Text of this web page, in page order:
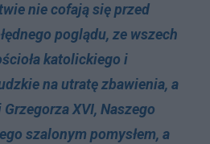
nie cofają się przed
poglądu, ze wszech
katolickiego i
na utratę zbawienia, a
XVI, Naszego
szalonym pomysłem, a